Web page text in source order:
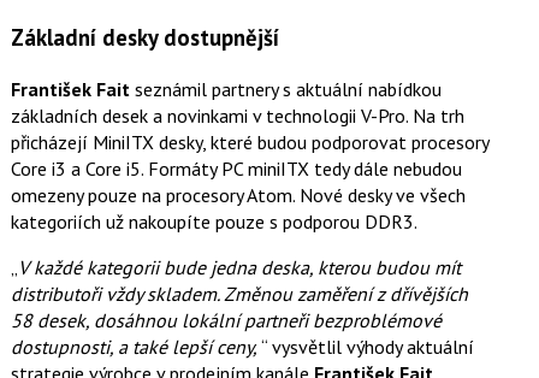
Základní desky dostupnější
František Fait seznámil partnery s aktuální nabídkou
základních desek a novinkami v technologii V-Pro. Na trh
přicházejí MiniITX desky, které budou podporovat procesory
Core i3 a Core i5. Formáty PC miniITX tedy dále nebudou
omezeny pouze na procesory Atom. Nové desky ve všech
kategoriích už nakoupíte pouze s podporou DDR3.
V každé kategorii bude jedna deska, kterou budou mít
distributoři vždy skladem. Změnou zaměření z dřívějších
58 desek, dosáhnou lokální partneři bezproblémové
dostupnosti, a také lepší ceny, “ vysvětlil výhody aktuální
strategie výrobce v prodejním kanále František Fait